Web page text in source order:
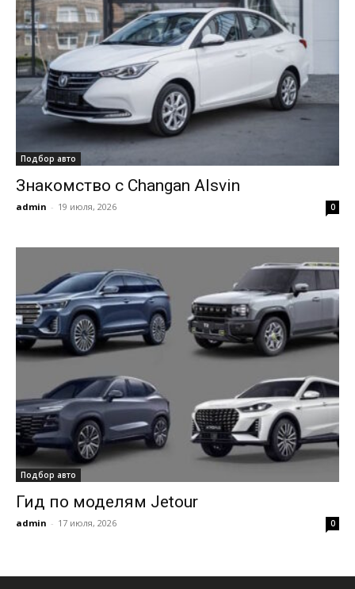
Подбор авто
Знакомство с Changan Alsvin
admin - 19 июля, 2026 0
Подбор авто
Гид по моделям Jetour
admin - 17 июля, 2026 0